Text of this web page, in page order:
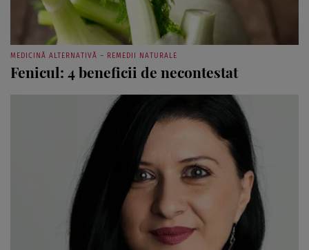
MEDICINĂ ALTERNATIVĂ – REMEDII NATURALE
Fenicul: 4 beneficii de necontestat